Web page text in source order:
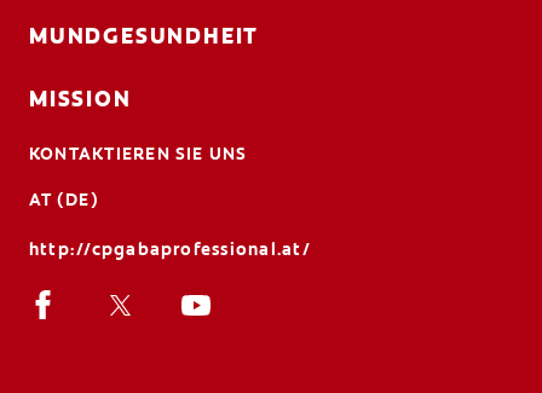
MUNDGESUNDHEIT
MISSION
KONTAKTIEREN SIE UNS
AT (DE)
http://cpgabaprofessional.at/